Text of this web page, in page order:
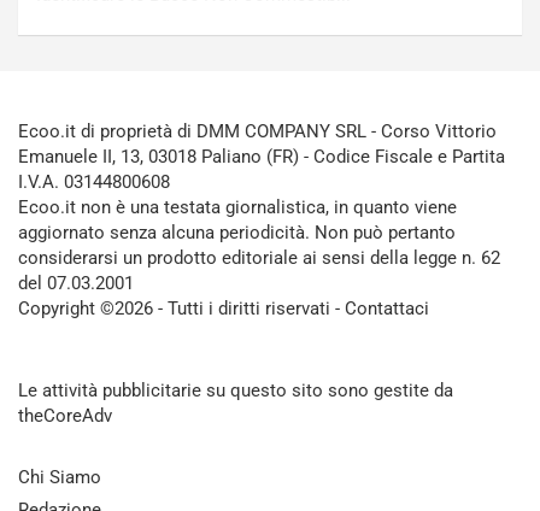
Ecoo.it di proprietà di DMM COMPANY SRL - Corso Vittorio
Emanuele II, 13, 03018 Paliano (FR) - Codice Fiscale e Partita
I.V.A. 03144800608
Ecoo.it non è una testata giornalistica, in quanto viene
aggiornato senza alcuna periodicità. Non può pertanto
considerarsi un prodotto editoriale ai sensi della legge n. 62
del 07.03.2001
Copyright ©2026 - Tutti i diritti riservati - Contattaci
Le attività pubblicitarie su questo sito sono gestite da
theCoreAdv
Chi Siamo